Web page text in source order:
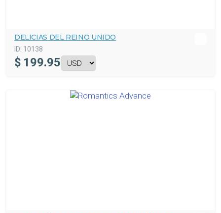
DELICIAS DEL REINO UNIDO
ID: 10138
$ 199.95